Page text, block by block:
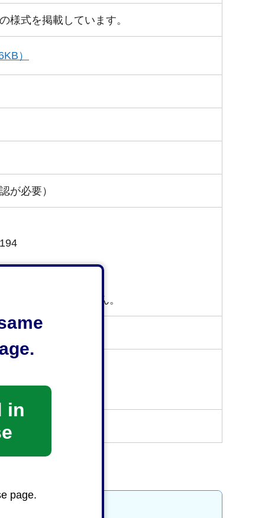
in
page.
様式を掲載しています。
）
が必要）
け付けておりません。
トへリンク）